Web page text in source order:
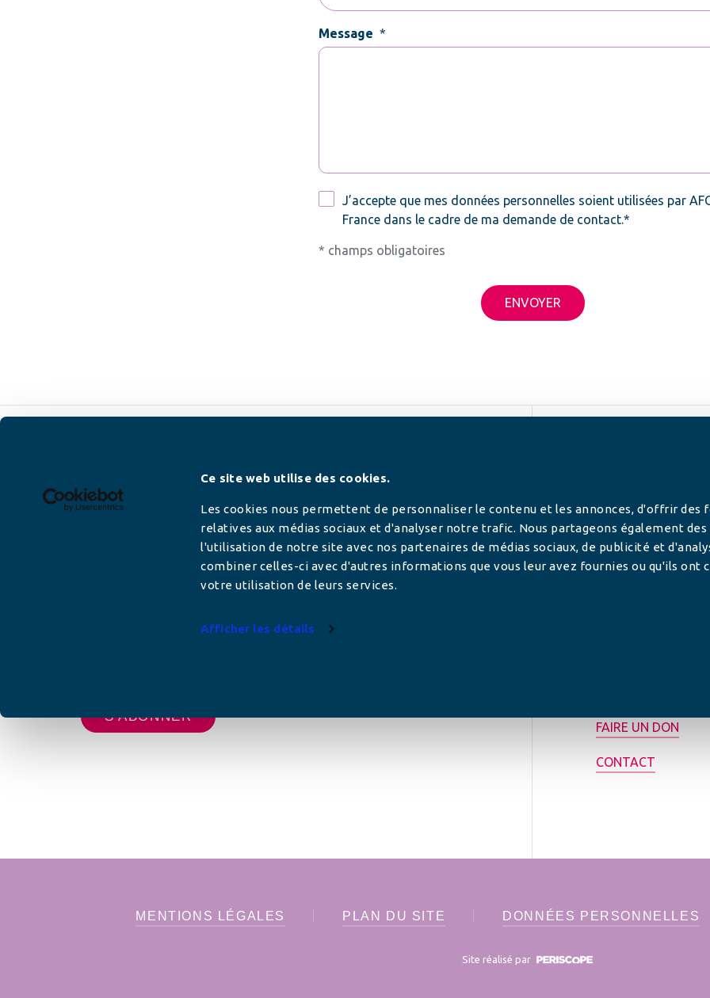
Ce site web utilise des cookies.
Les cookies nous permettent de personnaliser le contenu et les annonces, d'offrir des
relatives aux médias sociaux et d'analyser notre trafic. Nous partageons également
l'utilisation de notre site avec nos partenaires de médias sociaux, de publicité et
combiner celles-ci avec d'autres informations que vous leur avez fournies ou qu'ils ont
votre utilisation de leurs services.
Afficher les détails
Message *
RGPD *
J’accepte que mes données personnelles soient utilisées par
France dans le cadre de ma demande de contact.*
* champs obligatoires
Newsletter
FAIRE UN DON
CONTACT
MENTIONS LÉGALES PLAN DU SITE DONNÉES PERSONNELLES
Site réalisé par